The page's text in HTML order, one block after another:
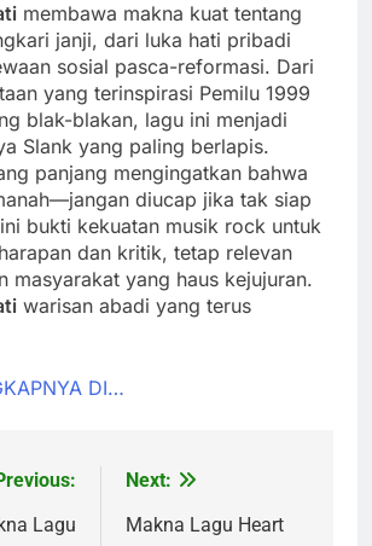
membawa makna kuat tentang
janji, dari luka hati pribadi
sosial pasca-reformasi. Dari
yang terinspirasi Pemilu 1999
blak-blakan, lagu ini menjadi
Slank yang paling berlapis.
panjang mengingatkan bahwa
diucap jika tak siap
bukti kekuatan musik rock untuk
dan kritik, tetap relevan
masyarakat yang haus kejujuran.
warisan abadi yang terus
DI…
Lagu
Next:
Makna Lagu Heart